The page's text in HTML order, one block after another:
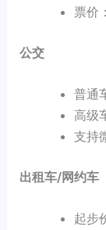
票价
公交
普通
高级
支持
出租车/网约车
起步